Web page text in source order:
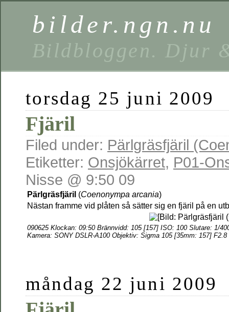
bilder.ngn.nu
Bildbloggen. Djur
torsdag 25 juni 2009
Fjäril
Filed under: Pärlgräsfjäril
Etiketter: Onsjökärret, P01-
Nisse @ 9:50 09
Pärlgräsfjäril (Coenonympa arcania)
Nästan framme vid plåten så sätter sig en fjäril på en
090625 Klockan: 09:50 Brännvidd: 105 [157] ISO: 100 Slutare: 1/
Kamera: SONY DSLR-A100 Objektiv: Sigma 105 [35mm: 157] F2.8
måndag 22 juni 2009